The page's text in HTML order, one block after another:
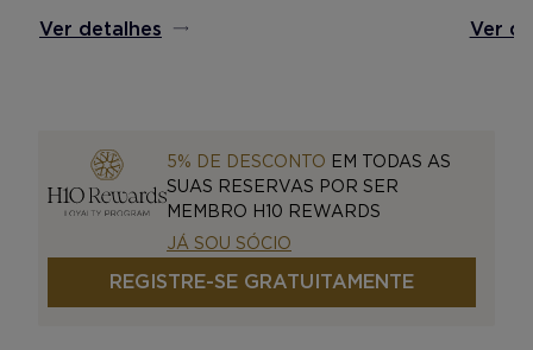
Ver detalhes Ver
5% DE DESCONTO EM TODAS AS
SUAS RESERVAS POR SER
MEMBRO H10 REWARDS
JÁ SOU SÓCIO
REGISTRE-SE GRATUITAMENTE